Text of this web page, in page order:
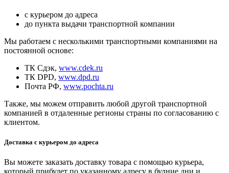
с курьером до адреса
до пункта выдачи транспортной компании
Мы работаем с несколькими транспортными компаниями на
постоянной основе:
ТК Сдэк, www.cdek.ru
ТК DPD, www.dpd.ru
Почта РФ, www.pochta.ru
Также, мы можем отправить любой другой транспортной
компанией в отдаленные регионы страны по согласованию с
клиентом.
Доставка с курьером до адреса
Вы можете заказать доставку товара с помощью курьера,